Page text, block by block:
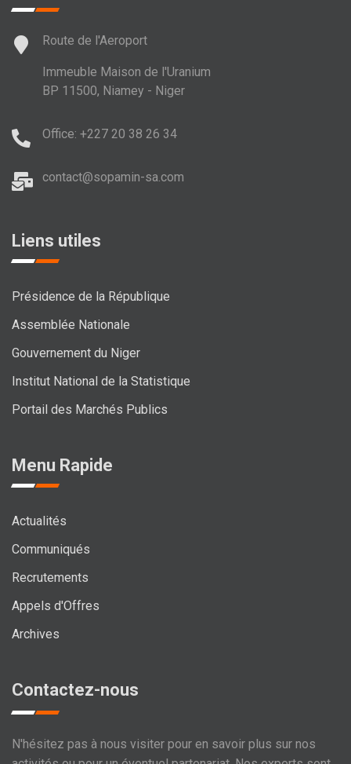
Route de l'Aeroport
Immeuble Maison de l'Uranium
BP 11500, Niamey - Niger
Office: +227 20 38 26 34
contact@sopamin-sa.com
Liens utiles
Présidence de la République
Assemblée Nationale
Gouvernement du Niger
Institut National de la Statistique
Portail des Marchés Publics
Menu Rapide
Actualités
Communiqués
Recrutements
Appels d'Offres
Archives
Contactez-nous
N'hésitez pas à nous visiter pour en savoir plus sur nos